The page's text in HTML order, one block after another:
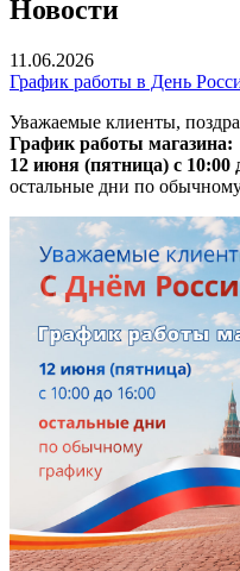
Новости
11.06.2026
График работы в День
Уважаемые клиенты,
График работы магазина:
12 июня (пятница) с 10:00
остальные дни по